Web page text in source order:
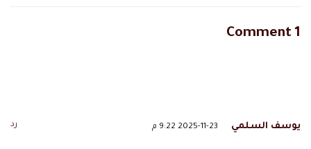
1 Comment
يوسف السلمي 2025-11-23 9:22 م رد